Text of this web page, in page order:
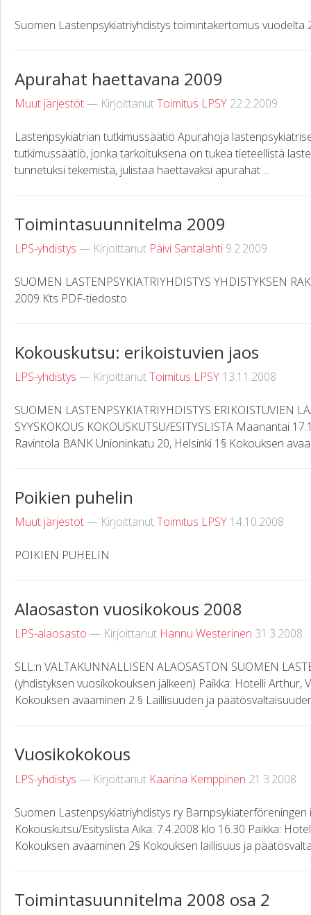
Suomen Lastenpsykiatriyhdistys toimintakertomus vuodelta
Apurahat haettavana 2009
Muut järjestöt— KirjoittanutToimitus LPSY 22.2.2009
Lastenpsykiatrian tutkimussäätiö Apurahoja
tutkimussäätiö, jonka tarkoituksena on tukea tieteellistä
tunnetuksi tekemistä, julistaa haettavaksi apurahat ...
Toimintasuunnitelma 2009
LPS-yhdistys — Kirjoittanut Päivi Santalahti 9.2.2009
SUOMEN LASTENPSYKIATRIYHDISTYS YHDISTYKSEN
2009 Kts PDF-tiedosto
Kokouskutsu: erikoistuvien jaos
LPS-yhdistys — KirjoittanutToimitus LPSY 13.11.2008
SUOMEN LASTENPSYKIATRIYHDISTYS ERIKOISTUVIEN
SYYSKOKOUS KOKOUSKUTSU/ESITYSLISTA Maanantai
Ravintola BANK Unioninkatu 20, Helsinki 1§ Kokouksen
Poikien puhelin
Muut järjestöt— KirjoittanutToimitus LPSY 14.10.2008
POIKIEN PUHELIN
Alaosaston vuosikokous 2008
LPS-alaosasto — Kirjoittanut Hannu Westerinen 31.3.2008
SLL:n VALTAKUNNALLISEN ALAOSASTON SUOMEN
(yhdistyksen vuosikokouksen jälkeen) Paikka: Hotelli Arthur,
Kokouksen avaaminen 2 § Laillisuuden ja
Vuosikokokous
LPS-yhdistys — Kirjoittanut Kaarina Kemppinen 21.3.2008
Suomen Lastenpsykiatriyhdistys ry
Kokouskutsu/Esityslista Aika: 7.4.2008 klo 16.30 Paikka:
Kokouksen avaaminen 2§ Kokouksen laillisuus ja
Toimintasuunnitelma 2008 osa 2